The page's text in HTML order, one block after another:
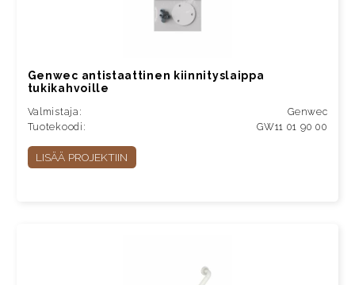
Genwec antistaattinen kiinnityslaippa
tukikahvoille
Valmistaja:
Genwec
Tuotekoodi:
GW11 01 90 00
LISÄÄ PROJEKTIIN